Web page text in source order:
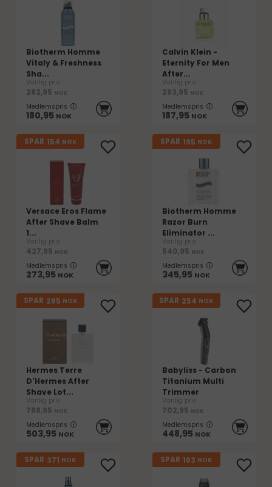
Biotherm Homme
Vitaly & Freshness
Sha...
Vanlig pris
282,95 NOK
Medlemspris
180,95 NOK
Calvin Klein -
Eternity For Men
After...
Vanlig pris
293,95 NOK
Medlemspris
187,95 NOK
SPAR 154 NOK
Versace Eros Flame
After Shave Balm
1...
Vanlig pris
427,95 NOK
Medlemspris
273,95 NOK
SPAR 195 NOK
Biotherm Homme
Razor Burn
Eliminator ...
Vanlig pris
540,95 NOK
Medlemspris
345,95 NOK
SPAR 285 NOK
Hermes Terre
D'Hermes After
Shave Lot...
Vanlig pris
788,95 NOK
Medlemspris
503,95 NOK
SPAR 254 NOK
Babyliss - Carbon
Titanium Multi
Trimmer
Vanlig pris
702,95 NOK
Medlemspris
448,95 NOK
SPAR 371 NOK SPAR 163 NOK